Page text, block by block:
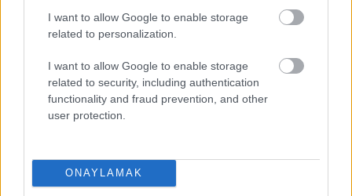
I want to allow Google to enable storage
related to personalization.
I want to allow Google to enable storage
related to security, including authentication
functionality and fraud prevention, and other
user protection.
ONAYLAMAK
olacağını düşünüyorum. Trabzonspor’un listesinde de olduğu konuşulan
oyuncuya Arabistan ve İspanya’dan da tekliflerin olduğu biliniyor.
Şimdi Comunio oyna